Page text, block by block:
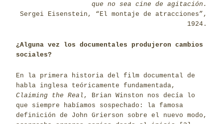
que no sea cine de agitación.
Sergei Eisenstein, “El montaje de atracciones”,
1924.
¿Alguna vez los documentales produjeron cambios
sociales?
En la primera historia del film documental de
habla inglesa teóricamente fundamentada,
Claiming the Real , Brian Winston nos decía lo
que siempre habíamos sospechado: la famosa
definición de John Grierson sobre el nuevo modo,